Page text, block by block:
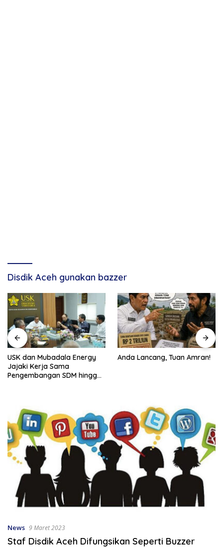
Disdik Aceh gunakan bazzer
USK dan Mubadala Energy
Jajaki Kerja Sama
Pengembangan SDM hingga
Anda Lancang, Tuan Amran!
News 9 Maret 2023
Staf Disdik Aceh Difungsikan Seperti Buzzer